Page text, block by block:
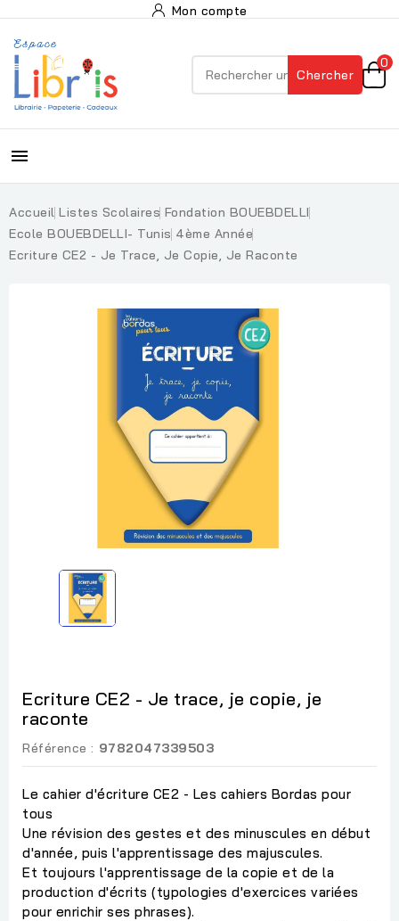
Mon compte
Chercher
0

Accueil Listes Scolaires Fondation BOUEBDELLI
Ecole BOUEBDELLI- Tunis 4ème Année
Ecriture CE2 - Je Trace, Je Copie, Je Raconte
Ecriture CE2 - Je trace, je copie, je
raconte
Référence : 9782047339503
Le cahier d'écriture CE2 - Les cahiers Bordas pour
tous
Une révision des gestes et des minuscules en début
d'année, puis l'apprentissage des majuscules.
Et toujours l'apprentissage de la copie et de la
production d'écrits (typologies d'exercices variées
pour enrichir ses phrases).